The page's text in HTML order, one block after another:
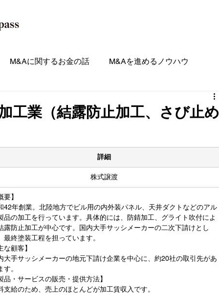
M&Aに関するお金の話 M&Aを進めるノウハウ
工業（結露防止加工、さび止め
詳細
株式譲渡
要】
42年創業。北陸地方でビル用の内外装パネル、天井ダクトなどのアル
品の加工を行っています。具体的には、防錆加工、グライト吹付によ
露防止加工が中心です。国内大手サッシメーカーの二次下請けとし
最終塗装工程を担っています。
な顧客】
大手サッシメーカーの地元下請け企業を中心に、約20社の取引先があ
す。
品・サービスの販売・提供方法】
支給のため、売上のほとんどが加工賃収入です。